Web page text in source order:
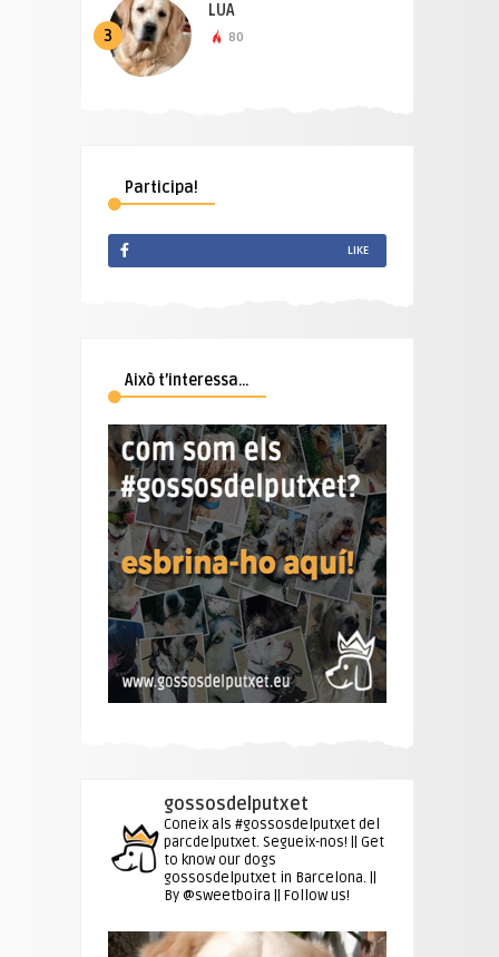
3
LUA
80
Participa!
LIKE
Això t’interessa…
gossosdelputxet
Coneix als #gossosdelputxet del
parcdelputxet. Segueix-nos! || Get
to know our dogs
gossosdelputxet in Barcelona. ||
By @sweetboira || Follow us!